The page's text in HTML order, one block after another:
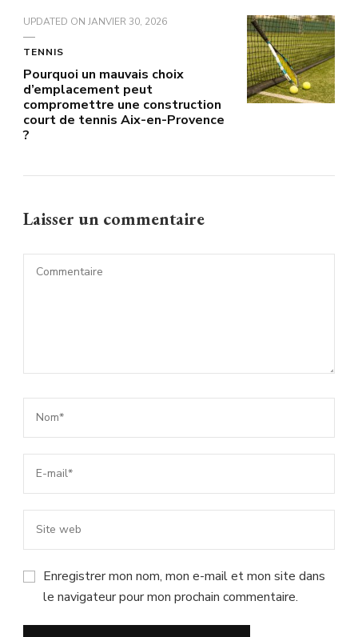
UPDATED ON JANVIER 30, 2026
TENNIS
Pourquoi un mauvais choix
d’emplacement peut
compromettre une construction
court de tennis Aix-en-Provence
?
Laisser un commentaire
Enregistrer mon nom, mon e-mail et mon site dans
le navigateur pour mon prochain commentaire.